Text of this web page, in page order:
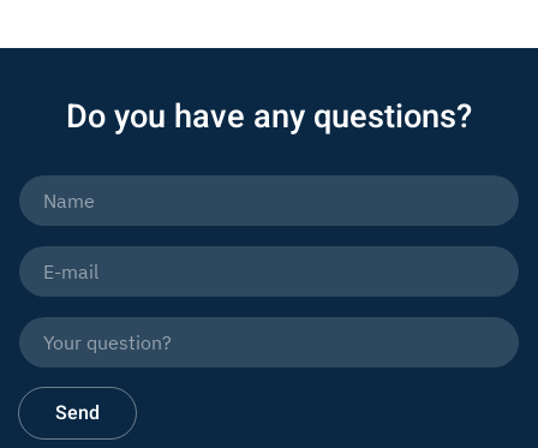
Do you have any questions?